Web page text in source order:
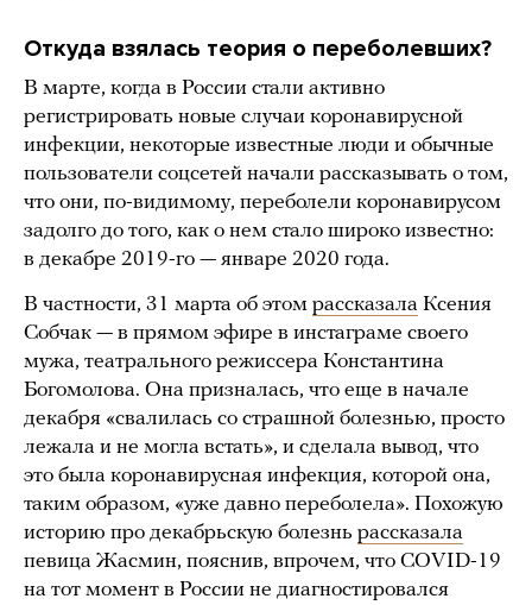
Откуда взялась теория о переболевших?
В марте, когда в России стали активно
регистрировать новые случаи коронавирусной
инфекции, некоторые известные люди и обычные
пользователи соцсетей начали рассказывать о том,
что они, по-видимому, переболели коронавирусом
задолго до того, как о нем стало широко известно:
в декабре 2019-го — январе 2020 года.
В частности, 31 марта об этом рассказала Ксения
Собчак — в прямом эфире в инстаграме своего
мужа, театрального режиссера Константина
Богомолова. Она призналась, что еще в начале
декабря «свалилась со страшной болезнью, просто
лежала и не могла встать», и сделала вывод, что
это была коронавирусная инфекция, которой она,
таким образом, «уже давно переболела». Похожую
историю про декабрьскую болезнь рассказала
певица Жасмин, пояснив, впрочем, что COVID-19
на тот момент в России не диагностировался